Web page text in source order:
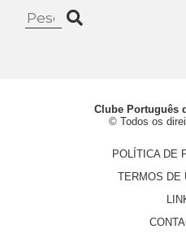
Clube Português
© Todos os
POLÍTICA DE
TERMOS DE